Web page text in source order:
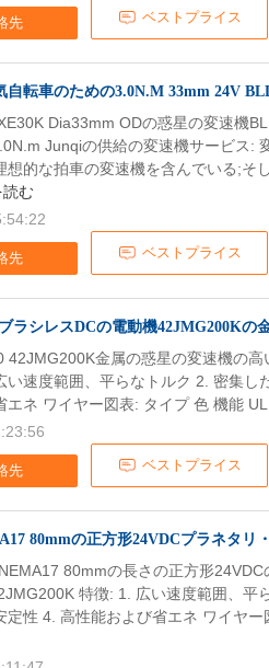
先 ベストプライス
自転車のための3.0N.M 33mm 24V
先 ベストプライス
Dia33mm ODの惑星の変速機
Junqiの供給の変速機サービス:
想的な拍車の変速機を含んでいる;そ
読む
ラシレスDCの電動機42JMG200Kの
先 ベストプライス
42JMG200K金属の惑星の変速機の
い速度範囲、平らなトルク 2. 密集し
エネ ワイヤー図表: タイプ 色 機能
80mmの正方形24VDCプラネタリ
80mmの長さの正方形
特徴: 1. 広い速度範囲、平
定性 4. 高性能および省エネ ワイヤ